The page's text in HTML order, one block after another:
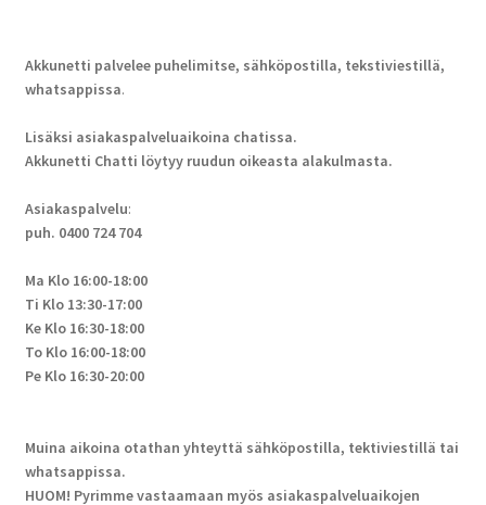
Akkunetti palvelee puhelimitse, sähköpostilla, tekstiviestillä,
whatsappissa.
Lisäksi asiakaspalveluaikoina chatissa.
Akkunetti Chatti löytyy ruudun oikeasta alakulmasta.
Asiakaspalvelu:
puh. 0400 724 704
Ma Klo 16:00-18:00
Ti Klo 13:30-17:00
Ke Klo 16:30-18:00
To Klo 16:00-18:00
Pe Klo 16:30-20:00
Muina aikoina otathan yhteyttä sähköpostilla, tektiviestillä tai
whatsappissa.
HUOM! Pyrimme vastaamaan myös asiakaspalveluaikojen